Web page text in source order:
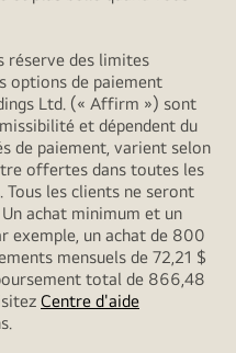
réserve des limites
options de paiement
Ltd. (« Affirm ») sont
et dépendent du
de paiement, varient selon
offertes dans toutes les
les clients ne seront
Un achat minimum et un
exemple, un achat de 800
mensuels de 72,21 $
total de 866,48
Centre d'aide